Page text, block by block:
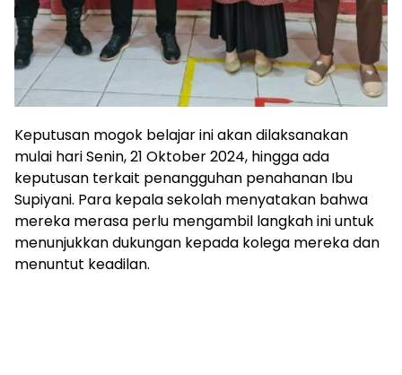
Keputusan mogok belajar ini akan dilaksanakan
mulai hari Senin, 21 Oktober 2024, hingga ada
keputusan terkait penangguhan penahanan Ibu
Supiyani. Para kepala sekolah menyatakan bahwa
mereka merasa perlu mengambil langkah ini untuk
menunjukkan dukungan kepada kolega mereka dan
menuntut keadilan.